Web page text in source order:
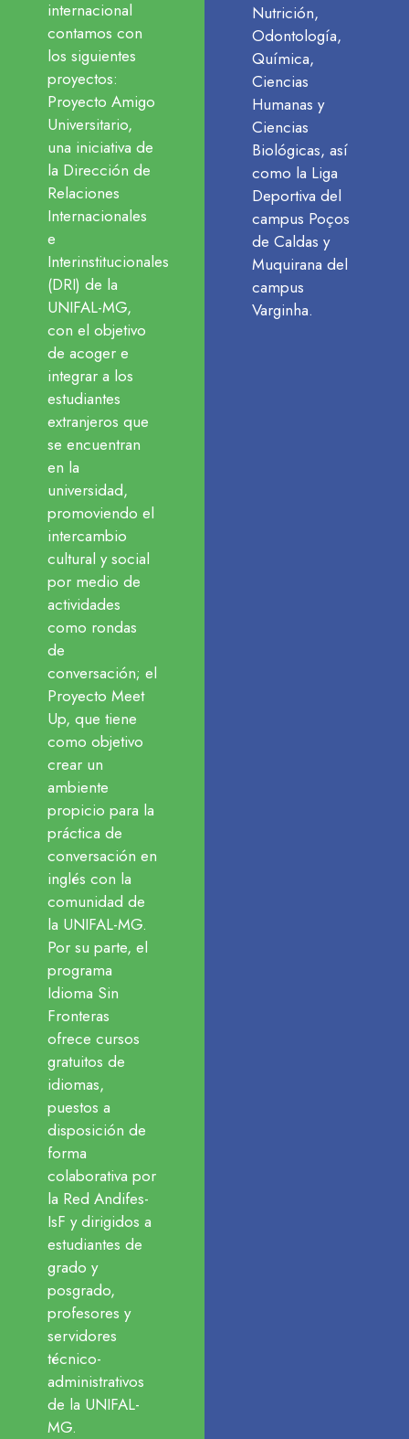
internacional
contamos con
los siguientes
proyectos:
Proyecto Amigo
Universitario,
una iniciativa de
la Dirección de
Relaciones
Internacionales
e
Interinstitucionales
(DRI) de la
UNIFAL-MG,
con el objetivo
de acoger e
integrar a los
estudiantes
extranjeros que
se encuentran
en la
universidad,
promoviendo el
intercambio
cultural y social
por medio de
actividades
como rondas
de
conversación; el
Proyecto Meet
Up, que tiene
como objetivo
crear un
ambiente
propicio para la
práctica de
conversación en
inglés con la
comunidad de
la UNIFAL-MG.
Por su parte, el
programa
Idioma Sin
Fronteras
ofrece cursos
gratuitos de
idiomas,
puestos a
disposición de
forma
colaborativa por
la Red Andifes-
IsF y dirigidos a
estudiantes de
grado y
posgrado,
profesores y
servidores
técnico-
administrativos
de la UNIFAL-
MG.
Nutrición,
Odontología,
Química,
Ciencias
Humanas y
Ciencias
Biológicas, así
como la Liga
Deportiva del
campus Poços
de Caldas y
Muquirana del
campus
Varginha.